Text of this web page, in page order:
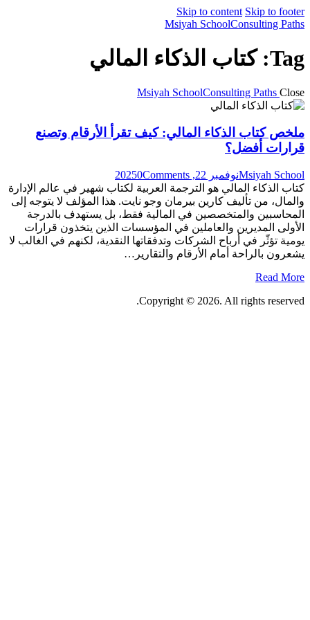
Skip to content Skip to footer
Msiyah SchoolConsulting Paths
Tag: كتاب الذكاء المالي
Msiyah SchoolConsulting Paths Close
ملخص كتاب الذكاء المالي: كيف تقرأ الأرقام وتصنع
قرارات أفضل؟
Msiyah Schoolنوفمبر 22, 2025 0Comments
كتاب الذكاء المالي هو الترجمة العربية لكتاب شهير في عالم الإدارة
والمال، من تأليف كارين بيرمان وجو نايت. هذا المؤلف لا يتوجه إلى
المحاسبين والمتخصصين في المالية فقط، بل يستهدف بالدرجة
الأولى المديرين والعاملين في المؤسسات الذين يتخذون قرارات
يومية تؤثّر في أرباح الشركات وتدفقاتها النقدية، لكنهم في الغالب لا
يشعرون بالراحة أمام الأرقام والتقارير…
Read More
Copyright © 2026. All rights reserved.